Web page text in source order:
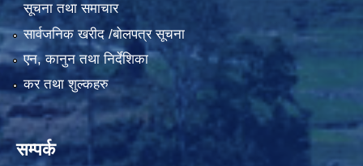
सूचना तथा समाचार
सार्वजनिक खरीद /बोलपत्र सूचना
एन, कानुन तथा निर्देशिका
कर तथा शुल्कहरु
सम्पर्क